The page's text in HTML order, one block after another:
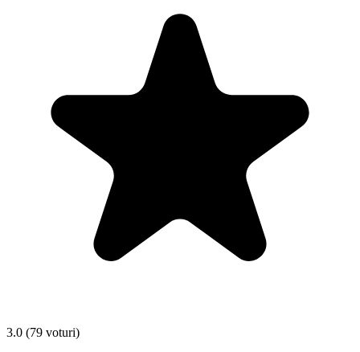
3.0 (79 voturi)